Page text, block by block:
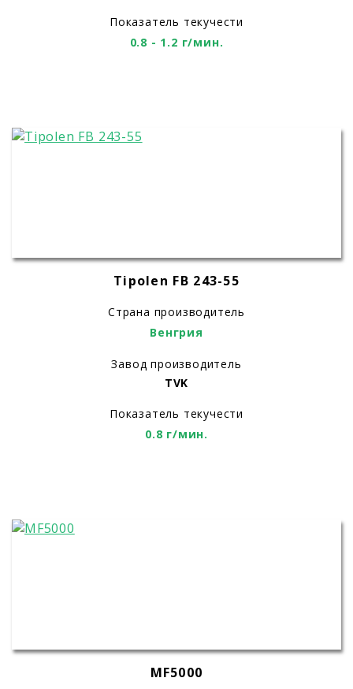
Показатель текучести
0.8 - 1.2 г/мин.
Tipolen FB 243-55
Страна производитель
Венгрия
Завод производитель
TVK
Показатель текучести
0.8 г/мин.
MF5000